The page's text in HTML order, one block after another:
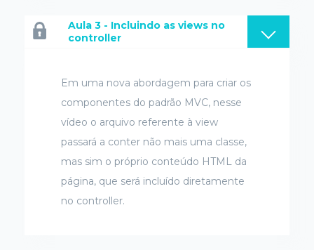
Aula 3 - Incluindo as views no
controller
Em uma nova abordagem para criar os
componentes do padrão MVC, nesse
vídeo o arquivo referente à view
passará a conter não mais uma classe,
mas sim o próprio conteúdo HTML da
página, que será incluído diretamente
no controller.